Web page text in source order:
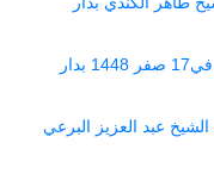
الإيمان بالقدر خطبة الشيخ حسين الشراعي في17 صفر 1448 بدار
مقطع لفضيلة الشيخ عبد العزيز البرعي